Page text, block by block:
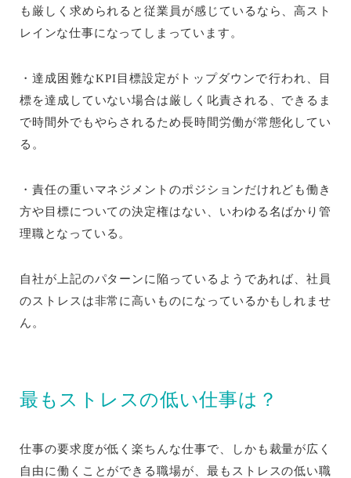
も厳しく求められると従業員が感じているなら、高スト
レインな仕事になってしまっています。
・達成困難なKPI目標設定がトップダウンで行われ、目
標を達成していない場合は厳しく叱責される、できるま
で時間外でもやらされるため長時間労働が常態化してい
る。
・責任の重いマネジメントのポジションだけれども働き
方や目標についての決定権はない、いわゆる名ばかり管
理職となっている。
自社が上記のパターンに陥っているようであれば、社員
のストレスは非常に高いものになっているかもしれませ
ん。
最もストレスの低い仕事は？
仕事の要求度が低く楽ちんな仕事で、しかも裁量が広く
自由に働くことができる職場が、最もストレスの低い職